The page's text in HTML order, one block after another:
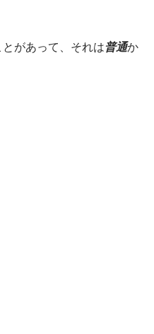
があって、それは普通か